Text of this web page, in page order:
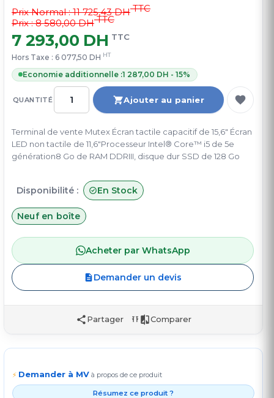
QUANTITÉ Ajouter au panier
Prix Normal :11 725,43 DHTTC
Prix : 8 580,00 DHTTC
7 293,00 DH TTC
Hors Taxe : 6 077,50 DH HT
Economie additionnelle :1 287,00 DH - 15%
Terminal de vente Mutex Écran tactile capacitif de 15,6" Écran
LED non tactile de 11,6"Processeur Intel® Core™ i5 de 5e
génération8 Go de RAM DDRIII, disque dur SSD de 128 Go
Disponibilité : En Stock
Neuf en boîte
Acheter par WhatsApp
Demander un devis
Partager Comparer
⚡ Demander à MV à propos de ce produit
Résumez ce produit ?